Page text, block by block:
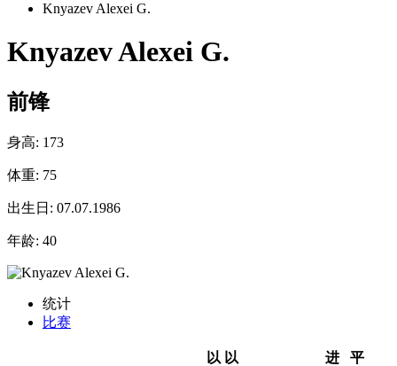
Knyazev Alexei G.
Knyazev Alexei G.
前锋
身高: 173
体重: 75
出生日: 07.07.1986
年龄: 40
统计
比赛
以 以
进
平